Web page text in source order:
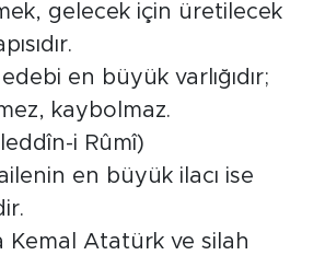
gelecek için üretilecek
en büyük varlığıdır;
kaybolmaz.
i Rûmî)
en büyük ilacı ise
Kemal Atatürk ve silah